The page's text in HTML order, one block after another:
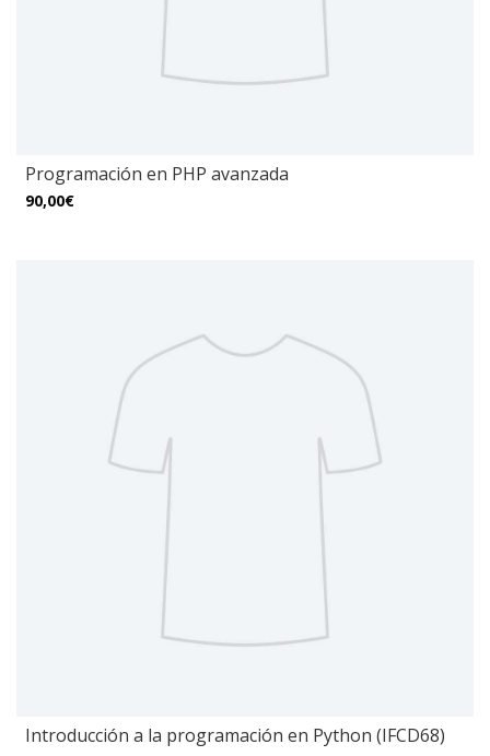
Programación en PHP avanzada
90,00€
Introducción a la programación en Python (IFCD68)